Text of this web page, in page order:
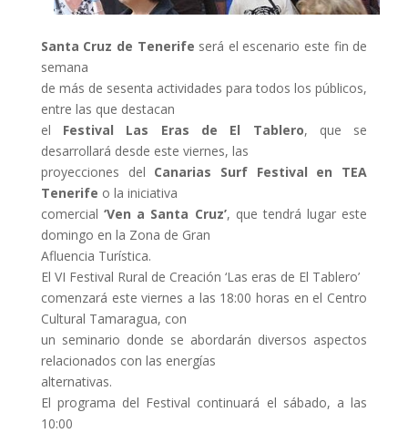
Santa Cruz de Tenerife será el escenario este fin de
semana
de más de sesenta actividades para todos los públicos,
entre las que destacan
el Festival Las Eras de El Tablero, que se
desarrollará desde este viernes, las
proyecciones del Canarias Surf Festival en TEA
Tenerife o la iniciativa
comercial ‘Ven a Santa Cruz’, que tendrá lugar este
domingo en la Zona de Gran
Afluencia Turística.
El VI Festival Rural de Creación ‘Las eras de El Tablero’
comenzará este viernes a las 18:00 horas en el Centro
Cultural Tamaragua, con
un seminario donde se abordarán diversos aspectos
relacionados con las energías
alternativas.
El programa del Festival continuará el sábado, a las
10:00